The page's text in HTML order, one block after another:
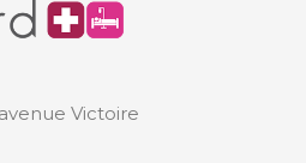
Victoire